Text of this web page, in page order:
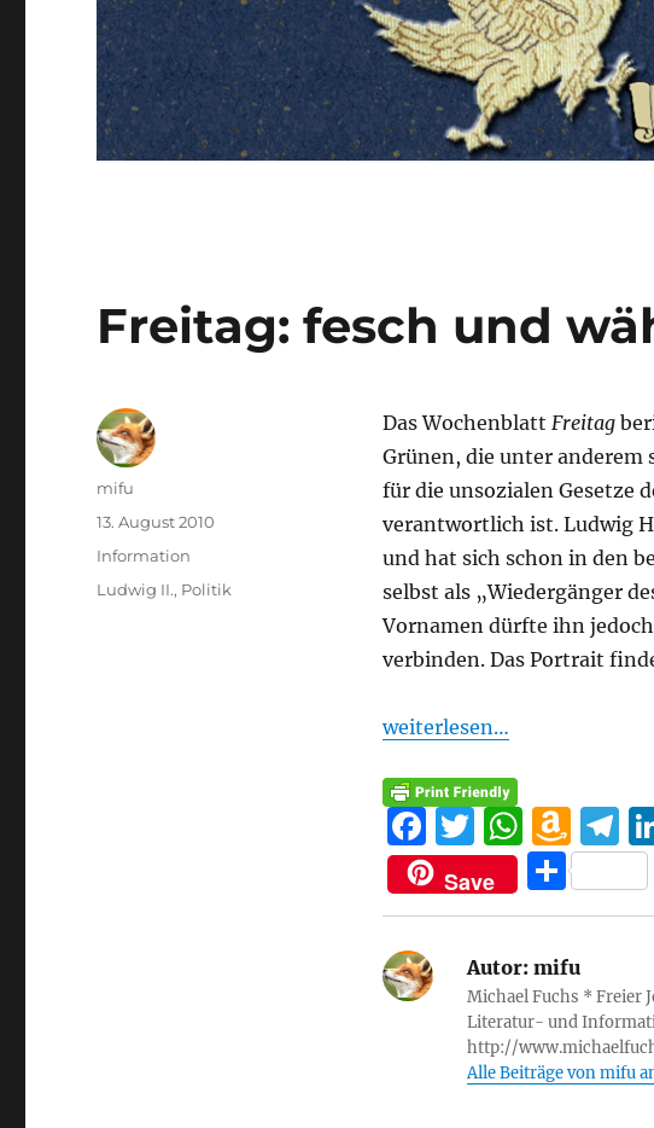
Freitag: fesch und
Das Wochenblatt Freitag
Grünen, die unter anderem
für die unsozialen Gesetze
verantwortlich ist. Ludwig
und hat sich schon in den
selbst als „Wiedergänger
Vornamen dürfte ihn
verbinden. Das Portrait
weiterlesen…
F
a
c
b
T
w
it
r
W
h
at
A
p
p
A
m
a
o
n
W
is
T
el
e
r
a
Save
T
ei
le
n
Autor:mifu
Michael Fuchs * Freier
Literatur- und
http://
Alle Beiträge von mifu
Autor
mifu
Veröffentlicht
am
13. August 2010
Kategorien
Information
Schlagwörter
Ludwig II., Politik